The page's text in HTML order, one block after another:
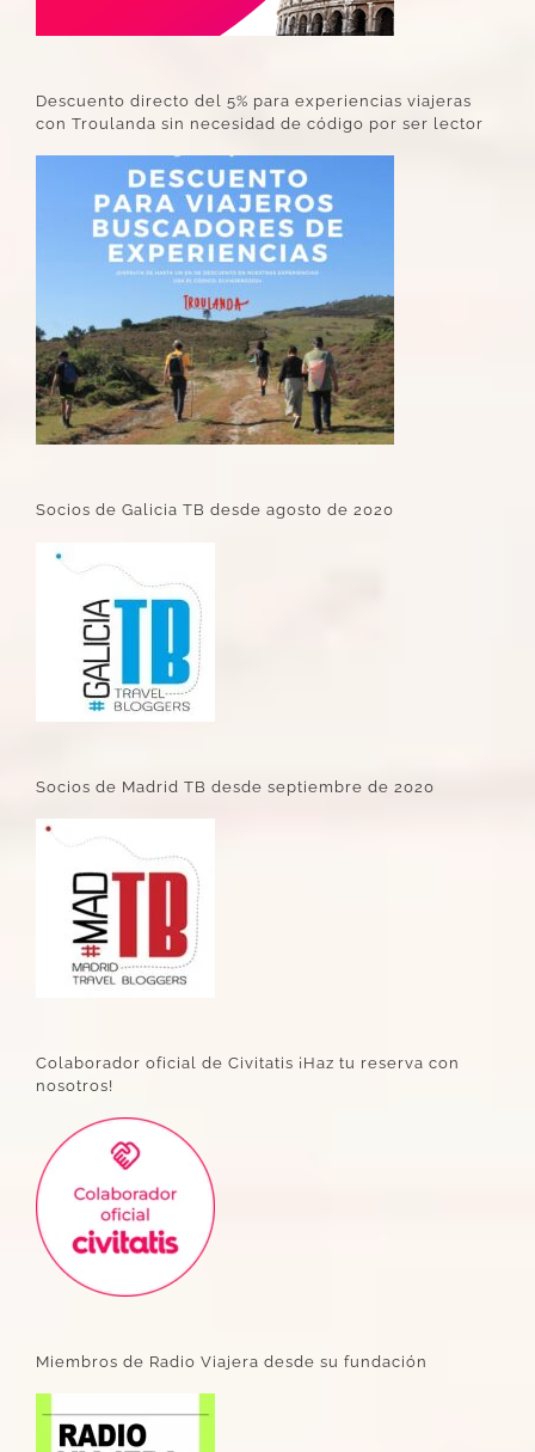
Descuento directo del 5% para experiencias viajeras
con Troulanda sin necesidad de código por ser lector
Socios de Galicia TB desde agosto de 2020
Socios de Madrid TB desde septiembre de 2020
Colaborador oficial de Civitatis ¡Haz tu reserva con
nosotros!
Miembros de Radio Viajera desde su fundación